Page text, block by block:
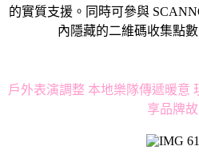
的實質支援。同時可參與
內隱藏的二維碼收集點
戶外表演調整 本地樂隊傳遞暖意
享品牌